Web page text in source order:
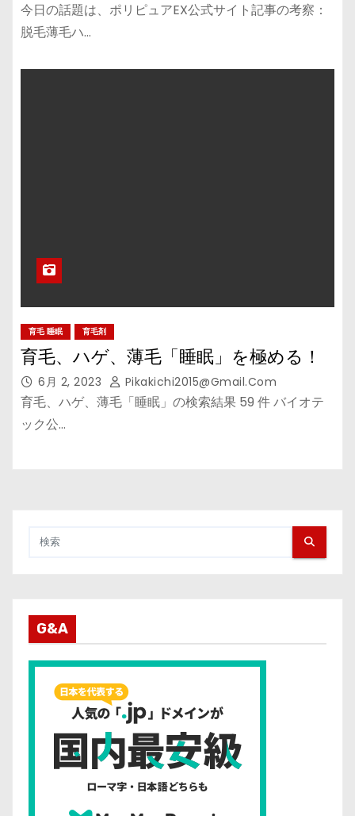
今日の話題は、ポリピュアEX公式サイト記事の考察：
脱毛薄毛ハ…
育毛 睡眠 育毛剤
育毛、ハゲ、薄毛「睡眠」を極める！
6月 2, 2023 Pikakichi2015@gmail.com
育毛、ハゲ、薄毛「睡眠」の検索結果 59 件 バイオテ
ック公…
G&A